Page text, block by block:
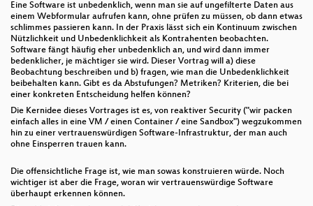
Eine Software ist unbedenklich, wenn man sie auf ungefilterte Daten aus
einem Webformular aufrufen kann, ohne prüfen zu müssen, ob dann etwas
schlimmes passieren kann. In der Praxis lässt sich ein Kontinuum zwischen
Nützlichkeit und Unbedenklichkeit als Kontrahenten beobachten.
Software fängt häufig eher unbedenklich an, und wird dann immer
bedenklicher, je mächtiger sie wird. Dieser Vortrag will a) diese
Beobachtung beschreiben und b) fragen, wie man die Unbedenklichkeit
beibehalten kann. Gibt es da Abstufungen? Metriken? Kriterien, die bei
einer konkreten Entscheidung helfen können?
Die Kernidee dieses Vortrages ist es, von reaktiver Security ("wir packen
einfach alles in eine VM / einen Container / eine Sandbox") wegzukommen
hin zu einer vertrauenswürdigen Software-Infrastruktur, der man auch
ohne Einsperren trauen kann.
Die offensichtliche Frage ist, wie man sowas konstruieren würde. Noch
wichtiger ist aber die Frage, woran wir vertrauenswürdige Software
überhaupt erkennen können.